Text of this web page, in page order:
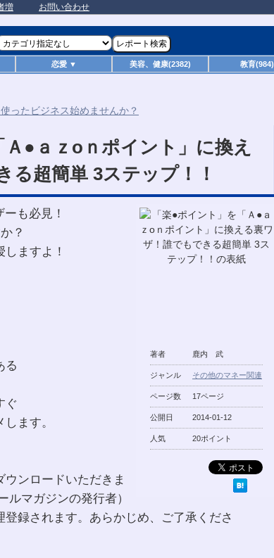
増 お問い合わせ
恋愛 ▼ 美容、健康(2382) 教育(984)
Ａ●ａｚoｎポイント」に換え
る超簡単 3ステップ！！
著者 鹿内 武
ジャンル その他のマネー関連
ページ数 17ページ
公開日 2014-01-12
人気 20ポイント
も必見！
？
ますよ！
る
ぐ
ます。
ンロードいただきま
ルマガジンの発行者）
録されます。あらかじめ、ご了承くださ